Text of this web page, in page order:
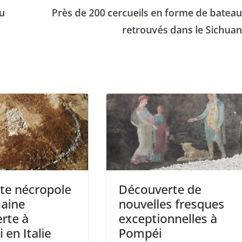
Près de 200 cercueils en forme de bateau
retrouvés dans le Sichuan
nécropole
à
en Italie
Découverte de
nouvelles fresques
exceptionnelles à
Pompéi